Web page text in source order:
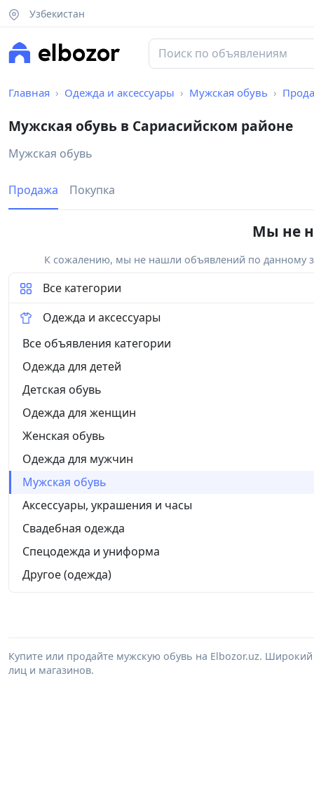
Узбекистан
Главная Одежда и аксессуары Мужская обувь
Мужская обувь в Сариасийском районе
Мужская обувь
Продажа Покупка
Мы не
К сожалению, мы не нашли объявлений по данному
Все категории
Одежда и аксессуары
Все объявления категории
Одежда для детей
Детская обувь
Одежда для женщин
Женская обувь
Одежда для мужчин
Мужская обувь
Аксессуары, украшения и часы
Свадебная одежда
Спецодежда и униформа
Другое (одежда)
Купите или продайте мужскую обувь на Elbozor.uz.
лиц и магазинов.